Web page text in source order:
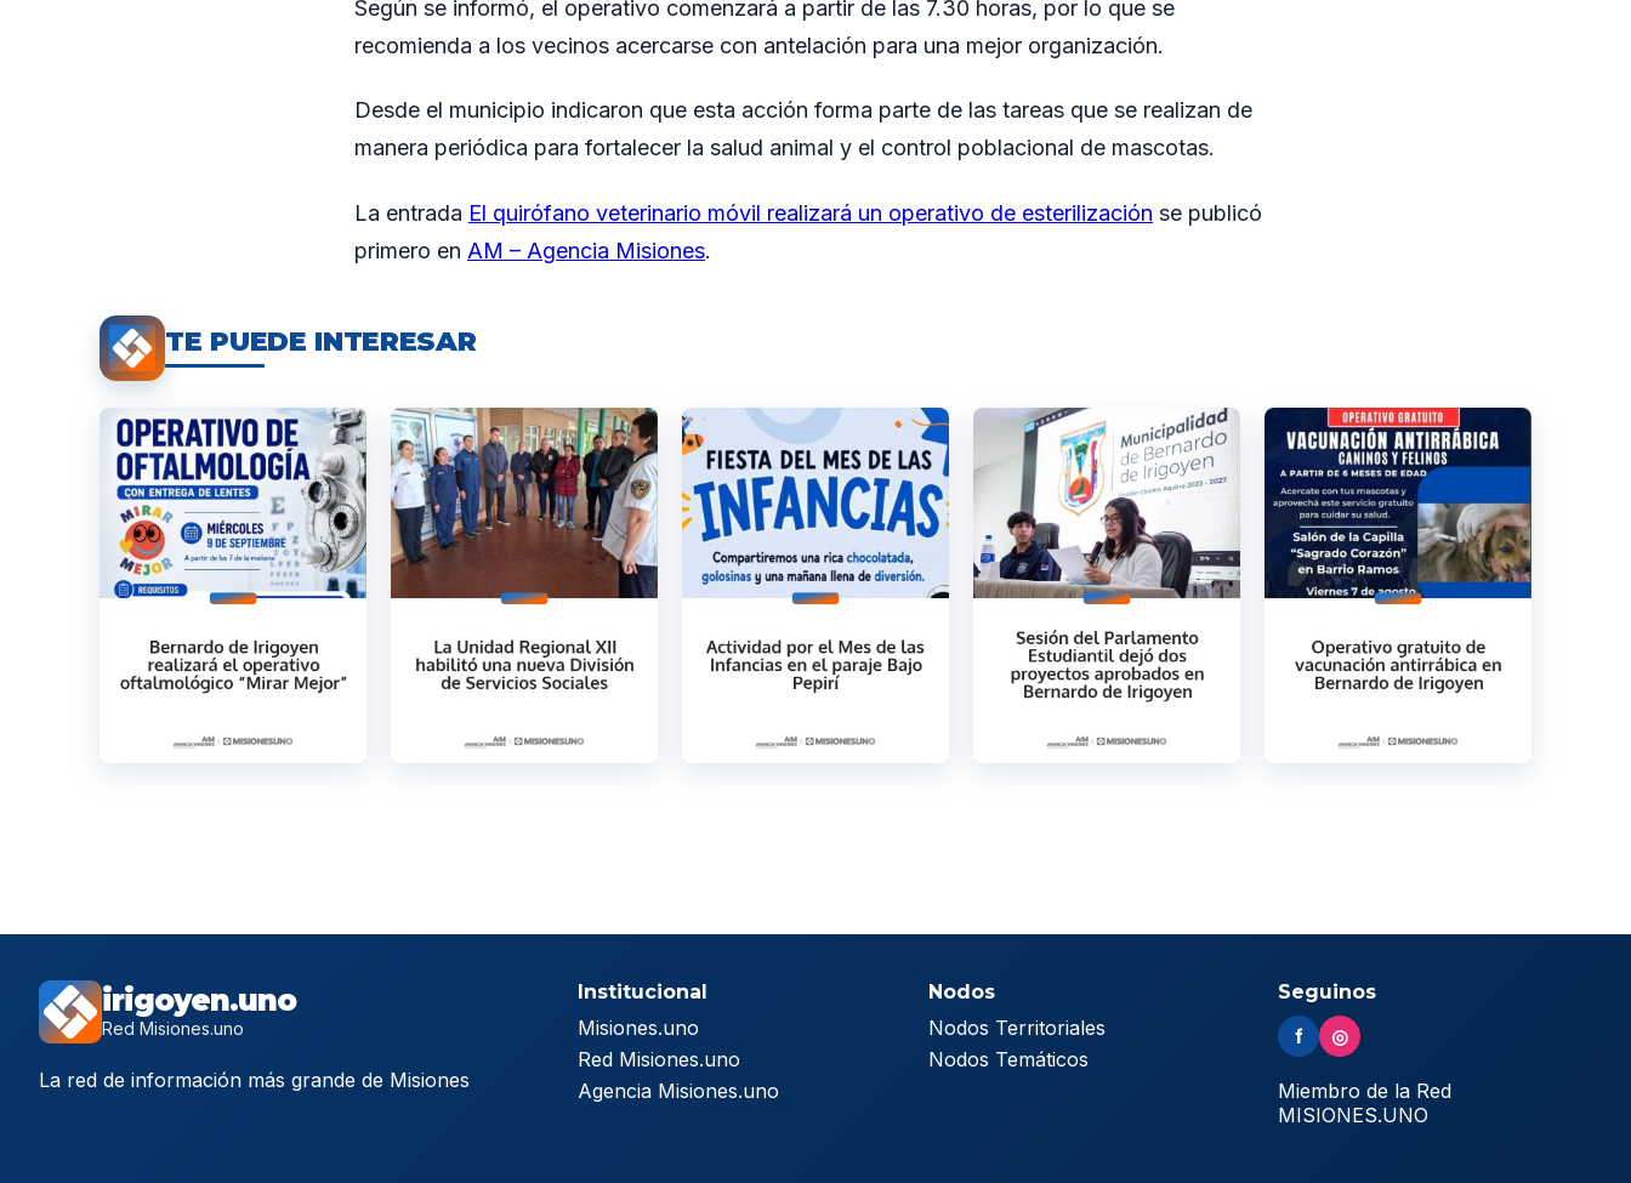
Según se informó, el operativo comenzará a partir de las 7.30 horas, por lo que se
recomienda a los vecinos acercarse con antelación para una mejor organización.
Desde el municipio indicaron que esta acción forma parte de las tareas que se realizan de
manera periódica para fortalecer la salud animal y el control poblacional de mascotas.
La entrada El quirófano veterinario móvil realizará un operativo de esterilización se publicó
primero en AM – Agencia Misiones.
TE PUEDE INTERESAR
irigoyen.uno
Red Misiones.uno
La red de información más grande de Misiones
Institucional
Misiones.uno
Red Misiones.uno
Agencia Misiones.uno
Nodos
Nodos Territoriales
Nodos Temáticos
Seguinos
f ◎
Miembro de la Red
MISIONES.UNO